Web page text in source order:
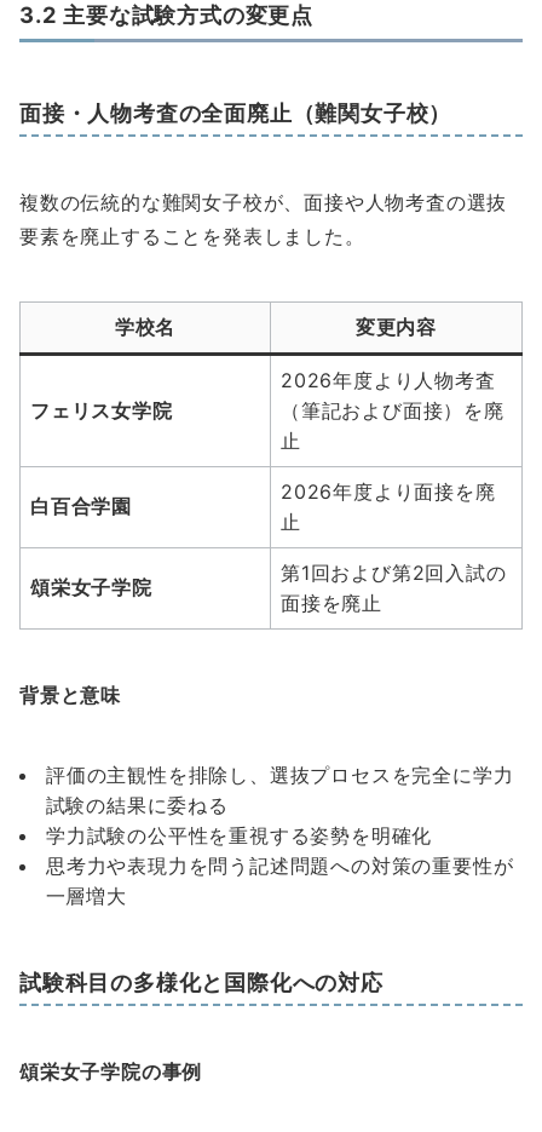
3.2 主要な試験方式の変更点
面接・人物考査の全面廃止（難関女子校）
複数の伝統的な難関女子校が、面接や人物考査の選抜
要素を廃止することを発表しました。
学校名 変更内容
フェリス女学院
2026年度より人物考査
（筆記および面接）を廃
止
白百合学園
2026年度より面接を廃
止
頌栄女子学院
第1回および第2回入試の
面接を廃止
背景と意味
評価の主観性を排除し、選抜プロセスを完全に学力
試験の結果に委ねる
学力試験の公平性を重視する姿勢を明確化
思考力や表現力を問う記述問題への対策の重要性が
一層増大
試験科目の多様化と国際化への対応
頌栄女子学院の事例